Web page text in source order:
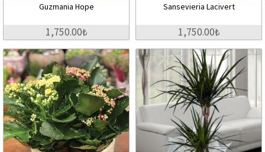
Guzmania Hope
1,750.00₺
Sansevieria Lacivert
1,750.00₺